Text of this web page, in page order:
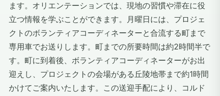
ます。オリエンテーションでは、現地の習慣や滞在に役
立つ情報を学ぶことができます。月曜日には、プロジェ
クトのボランティアコーディネーターと合流する町まで
専用車でお送りします。町までの所要時間は約2時間半で
す。町に到着後、ボランティアコーディネーターがお出
迎えし、プロジェクトの会場がある丘陵地帯まで約1時間
かけてご案内いたします。この送迎手配により、コルド